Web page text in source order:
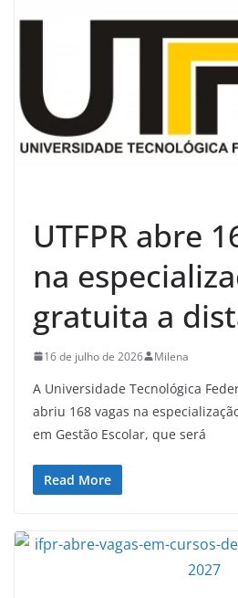
UTFPR abre
na
gratuita a
16 de julho de 2026 Milena
A Universidade Tecnológica
abriu 168 vagas na
em Gestão Escolar, que será
Read More